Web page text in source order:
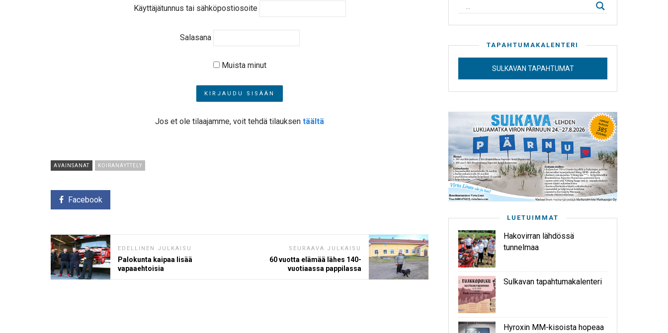
Käyttäjätunnus tai sähköpostiosoite
Salasana
Muista minut
Jos et ole tilaajamme, voit tehdä tilauksen täältä
AVAINSANAT KOIRANÄYTTELY
Facebook
EDELLINEN JULKAISU
Palokunta kaipaa lisää
vapaaehtoisia
SEURAAVA JULKAISU
60 vuotta elämää lähes 140-
vuotiaassa pappilassa
TAPAHTUMAKALENTERI
SULKAVAN TAPAHTUMAT
LUETUIMMAT
Hakovirran lähdössä
tunnelmaa
Sulkavan tapahtumakalenteri
Hyroxin MM-kisoista hopeaa